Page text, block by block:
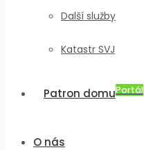
Další služby
Katastr SVJ
Patron domuPortál
O nás